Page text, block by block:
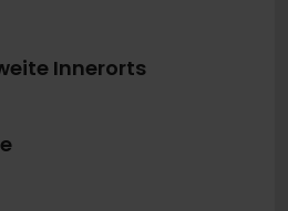
Innerorts